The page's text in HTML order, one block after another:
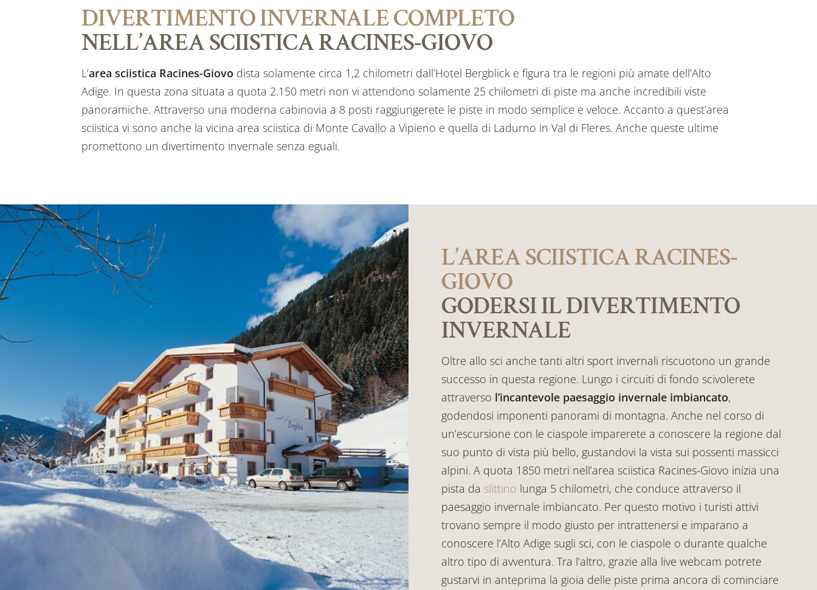
DIVERTIMENTO INVERNALE COMPLETO
NELL’AREA SCIISTICA RACINES-GIOVO
L’area sciistica Racines-Giovo dista solamente circa 1,2 chilometri dall’Hotel Bergblick e figura tra le regioni più amate dell’Alto
Adige. In questa zona situata a quota 2.150 metri non vi attendono solamente 25 chilometri di piste ma anche incredibili viste
panoramiche. Attraverso una moderna cabinovia a 8 posti raggiungerete le piste in modo semplice e veloce. Accanto a quest’area
sciistica vi sono anche la vicina area sciistica di Monte Cavallo a Vipieno e quella di Ladurno in Val di Fleres. Anche queste ultime
promettono un divertimento invernale senza eguali.
L’AREA SCIISTICA RACINES-
GIOVO
GODERSI IL DIVERTIMENTO
INVERNALE
Oltre allo sci anche tanti altri sport invernali riscuotono un grande
successo in questa regione. Lungo i circuiti di fondo scivolerete
attraverso l’incantevole paesaggio invernale imbiancato,
godendosi imponenti panorami di montagna. Anche nel corso di
un’escursione con le ciaspole imparerete a conoscere la regione dal
suo punto di vista più bello, gustandovi la vista sui possenti massicci
alpini. A quota 1850 metri nell’area sciistica Racines-Giovo inizia una
pista da slittino lunga 5 chilometri, che conduce attraverso il
paesaggio invernale imbiancato. Per questo motivo i turisti attivi
trovano sempre il modo giusto per intrattenersi e imparano a
conoscere l’Alto Adige sugli sci, con le ciaspole o durante qualche
altro tipo di avventura. Tra l’altro, grazie alla live webcam potrete
gustarvi in anteprima la gioia delle piste prima ancora di cominciare